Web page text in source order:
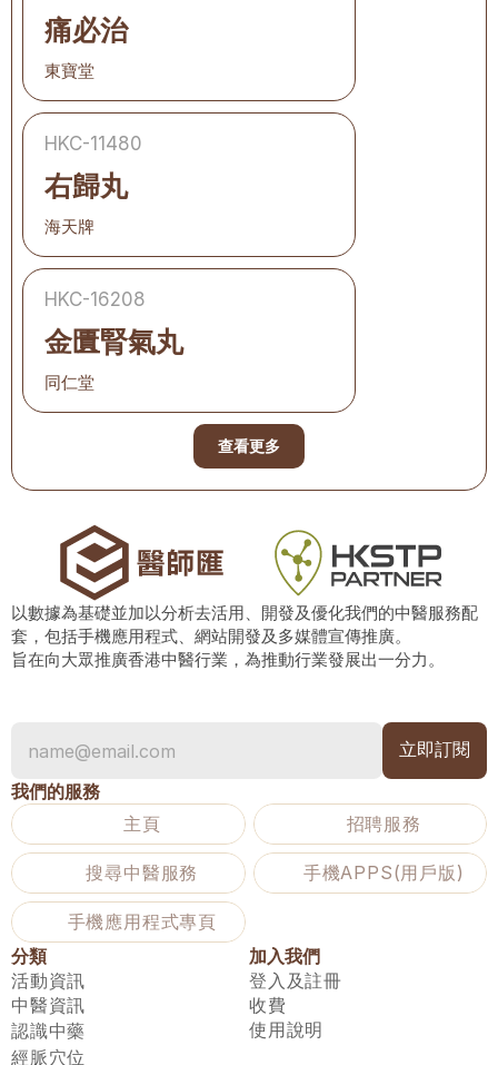
痛必治
東寶堂
HKC-11480
右歸丸
海天牌
HKC-16208
金匱腎氣丸
同仁堂
查看更多
以數據為基礎並加以分析去活用、開發及優化我們的中醫服務配
套，包括手機應用程式、網站開發及多媒體宣傳推廣。
旨在向大眾推廣香港中醫行業，為推動行業發展出一分力。
我們的服務
主頁
招聘服務
搜尋中醫服務 手機APPS(用戶版)
手機應用程式專頁
分類
活動資訊
中醫資訊
認識中藥
經脈穴位
加入我們
登入及註冊
收費
使用說明